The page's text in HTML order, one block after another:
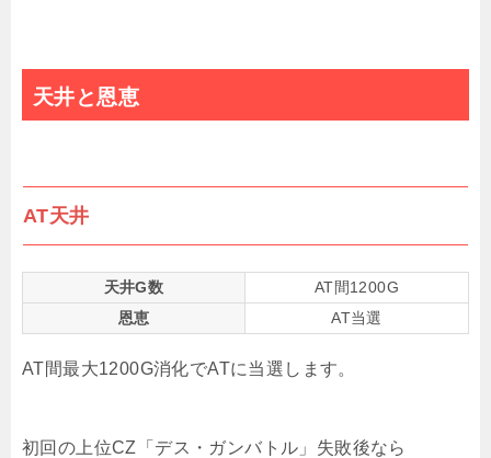
天井と恩恵
AT天井
天井G数
AT間1200G
恩恵
AT当選
AT間最大1200G消化でATに当選します。
初回の上位CZ「デス・ガンバトル」失敗後なら